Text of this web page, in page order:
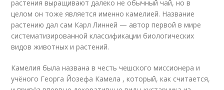
растения выращивают далеко не обычный чай, но в
целом он тоже является именно камелией. Название
растению дал сам Карл Линней — автор первой в мире
систематизированной классификации биологических
видов животных и растений.
Камелия была названа в честь чешского миссионера и
учёного Георга Йозефа Камела , который, как считается,